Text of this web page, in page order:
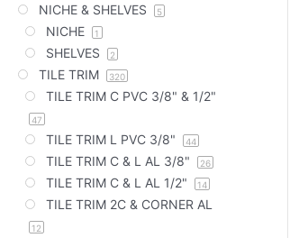
NICHE & SHELVES 5
NICHE 1
SHELVES 2
TILE TRIM 320
TILE TRIM C PVC 3/8" & 1/2"
47
TILE TRIM L PVC 3/8" 44
TILE TRIM C & L AL 3/8" 26
TILE TRIM C & L AL 1/2" 14
TILE TRIM 2C & CORNER AL
12